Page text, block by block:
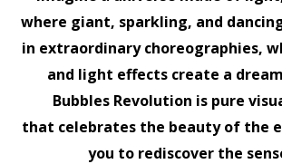
where giant, sparkling, and
in extraordinary choreographies,
and light effects create a
Bubbles Revolution is pure
that celebrates the beauty of the
you to rediscover the
il
11